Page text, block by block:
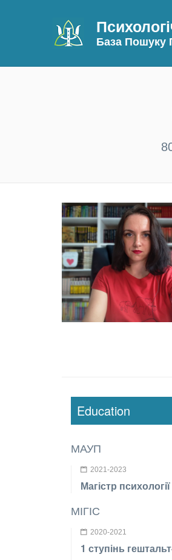
База Пошуку
Education
МАУП
2021-2023
Магістр психології
МІГІС
2020-2021
1 ступінь